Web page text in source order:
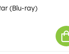
(Blu-ray)